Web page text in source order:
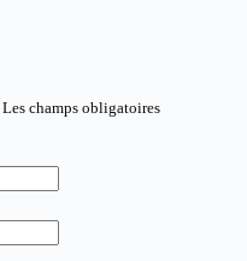
Les champs obligatoires